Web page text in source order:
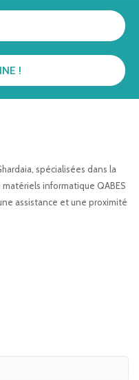
spécialisées dans la
informatique QABES
assistance et une proximité